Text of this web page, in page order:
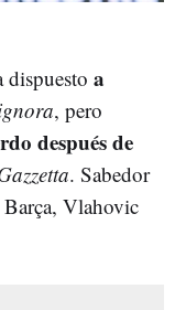
dispuesto a
, pero
después de
. Sabedor
Barça, Vlahovic